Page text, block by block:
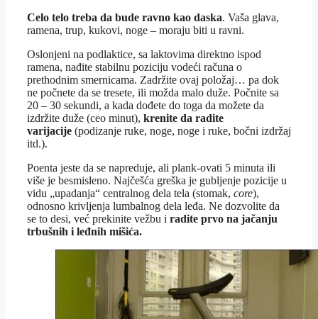
Celo telo treba da bude ravno kao daska. Vaša glava,
ramena, trup, kukovi, noge – moraju biti u ravni.
Oslonjeni na podlaktice, sa laktovima direktno ispod
ramena, nađite stabilnu poziciju vodeći računa o
prethodnim smernicama. Zadržite ovaj položaj… pa dok
ne počnete da se tresete, ili možda malo duže. Počnite sa
20 – 30 sekundi, a kada dođete do toga da možete da
izdržite duže (ceo minut), krenite da radite
varijacije (podizanje ruke, noge, noge i ruke, bočni izdržaj
itd.).
Poenta jeste da se napreduje, ali plank-ovati 5 minuta ili
više je besmisleno. Najčešća greška je gubljenje pozicije u
vidu „upadanja“ centralnog dela tela (stomak, core),
odnosno krivljenja lumbalnog dela leđa. Ne dozvolite da
se to desi, već prekinite vežbu i radite prvo na jačanju
trbušnih i leđnih mišića.